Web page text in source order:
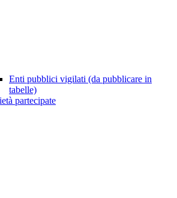
Enti pubblici vigilati (da pubblicare in
tabelle)
partecipate